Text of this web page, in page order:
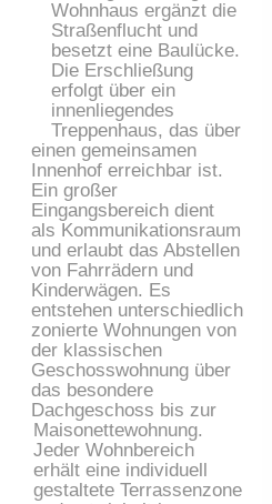
Wohnhaus ergänzt die
Straßenflucht und
besetzt eine Baulücke.
Die Erschließung
erfolgt über ein
innenliegendes
Treppenhaus, das über
einen gemeinsamen
Innenhof erreichbar ist.
Ein großer
Eingangsbereich dient
als Kommunikationsraum
und erlaubt das Abstellen
von Fahrrädern und
Kinderwägen. Es
entstehen unterschiedlich
zonierte Wohnungen von
der klassischen
Geschosswohnung über
das besondere
Dachgeschoss bis zur
Maisonettewohnung.
Jeder Wohnbereich
erhält eine individuell
gestaltete Terrassenzone